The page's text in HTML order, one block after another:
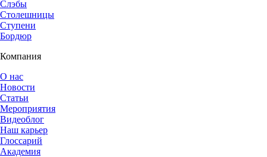
Слэбы
Столешницы
Ступени
Бордюр
Компания
О нас
Новости
Статьи
Мероприятия
Видеоблог
Наш карьер
Глоссарий
Академия